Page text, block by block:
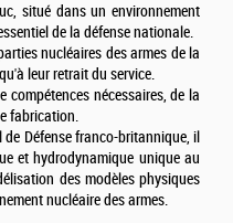
situé dans un environnement
de la défense nationale.
nucléaires des armes de la
leur retrait du service.
nécessaires, de la
fabrication.
Défense franco-britannique, il
et hydrodynamique unique au
des modèles physiques
nucléaire des armes.